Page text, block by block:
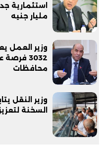
مليار جنيه
وزير العمل
محافظات
وزير النقل
السخنة